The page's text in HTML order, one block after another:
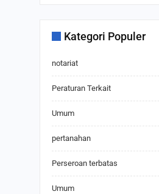
Kategori Populer
notariat
Peraturan Terkait
Umum
pertanahan
Perseroan terbatas
Umum